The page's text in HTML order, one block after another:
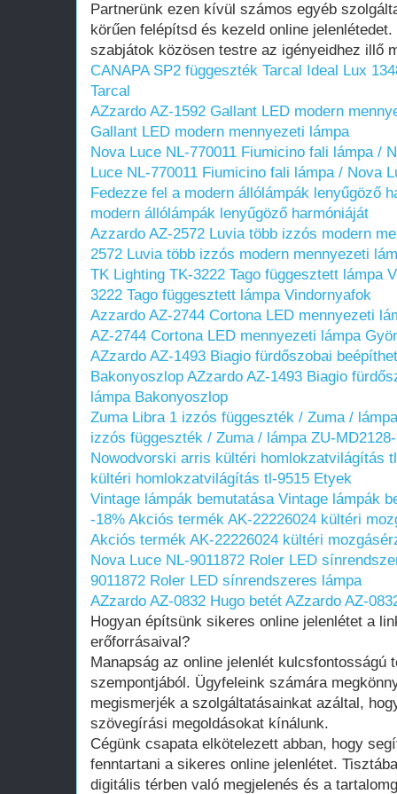
Partnerünk ezen kívül számos egyéb
körűen felépítsd és kezeld online
szabjátok közösen testre az igényeidhez illő
CANAPA SP2 függeszték Tarcal Ideal Lux
Tarcal
AZzardo AZ-1592 Gallant LED modern
Gallant LED modern mennyezeti lámpa
Nova Luce NL-770011 Fiumicino fali lámpa /
Luce NL-770011 Fiumicino fali lámpa / Nova
Fedezze fel a modern állólámpák lenyűgöző
modern állólámpák lenyűgöző harmóniáját
Azzardo AZ-2572 Luvia több izzós modern
2572 Luvia több izzós modern mennyezeti
TK Lighting TK-3222 Tago függesztett lámpa
3222 Tago függesztett lámpa Vindornyafok
Azzardo AZ-2744 Cortona LED mennyezeti
AZ-2744 Cortona LED mennyezeti lámpa
AZzardo AZ-1493 Biagio fürdőszobai
Bakonyoszlop AZzardo AZ-1493 Biagio
lámpa Bakonyoszlop
Zuma Libra 1 izzós függeszték / Zuma /
izzós függeszték / Zuma / lámpa ZU-
Nowodvorski arris kültéri homlokzatvilágítás
kültéri homlokzatvilágítás tl-9515 Etyek
Vintage lámpák bemutatása Vintage lámpák
-18% Akciós termék AK-22226024 kültéri
Akciós termék AK-22226024 kültéri
Nova Luce NL-9011872 Roler LED
9011872 Roler LED sínrendszeres lámpa
AZzardo AZ-0832 Hugo betét AZzardo AZ-
Hogyan építsünk sikeres online jelenlétet a
erőforrásaival?
Manapság az online jelenlét kulcsfontosságú
szempontjából. Ügyfeleink számára
megismerjék a szolgáltatásainkat azáltal,
szövegírási megoldásokat kínálunk.
Cégünk csapata elkötelezett abban, hogy
fenntartani a sikeres online jelenlétet.
digitális térben való megjelenés és a